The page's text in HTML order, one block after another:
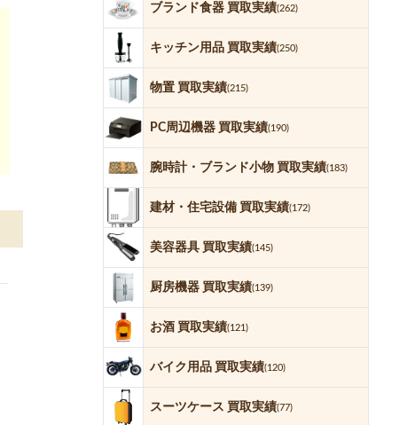
ブランド食器 買取実績(262)
キッチン用品 買取実績(250)
物置 買取実績(215)
PC周辺機器 買取実績(190)
腕時計・ブランド小物 買取実績(183)
建材・住宅設備 買取実績(172)
美容器具 買取実績(145)
厨房機器 買取実績(139)
お酒 買取実績(121)
バイク用品 買取実績(120)
スーツケース 買取実績(77)